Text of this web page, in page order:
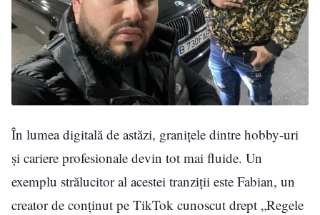
În lumea digitală de astăzi, granițele dintre hobby-uri
și cariere profesionale devin tot mai fluide. Un
exemplu strălucitor al acestei tranziții este Fabian, un
creator de conținut pe TikTok cunoscut drept „Regele